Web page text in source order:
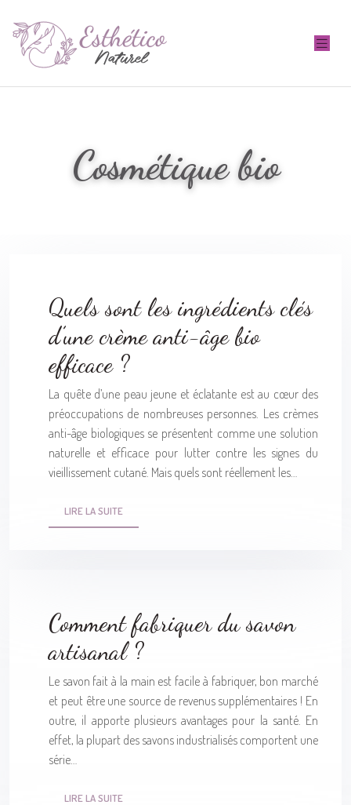
Cosmétique bio
Quels sont les ingrédients clés
d’une crème anti-âge bio
efficace ?
La quête d’une peau jeune et éclatante est au cœur des
préoccupations de nombreuses personnes. Les crèmes
anti-âge biologiques se présentent comme une solution
naturelle et efficace pour lutter contre les signes du
vieillissement cutané. Mais quels sont réellement les…
LIRE LA SUITE
Comment fabriquer du savon
artisanal ?
Le savon fait à la main est facile à fabriquer, bon marché
et peut être une source de revenus supplémentaires ! En
outre, il apporte plusieurs avantages pour la santé. En
effet, la plupart des savons industrialisés comportent une
série…
LIRE LA SUITE